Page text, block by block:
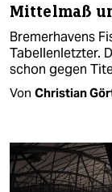
Mittelmaß
Bremerhavens
Tabellenletzter.
schon gegen
Von Christian